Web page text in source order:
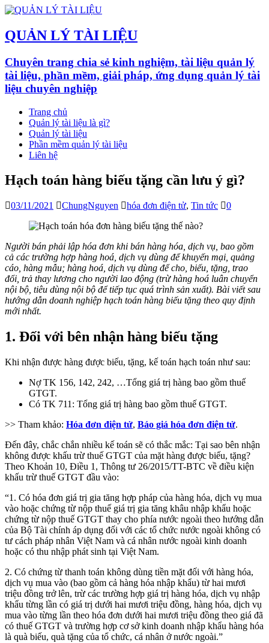
QUẢN LÝ TÀI LIỆU
Chuyên trang chia sẻ kinh nghiệm, tài liệu quản lý
tài liệu, phần mềm, giải pháp, ứng dụng quản lý tài
liệu chuyên nghiệp
Trang chủ
Quản lý tài liệu là gì?
Quản lý tài liệu
Phần mềm quản lý tài liệu
Liên hệ
Hạch toán hàng biếu tặng cần lưu ý gì?
03/11/2021 ChungNguyen hóa đơn điện tử, Tin tức 0
Người bán phải lập hóa đơn khi bán hàng hóa, dịch vụ, bao gồm
cả các trường hợp hàng hoá, dịch vụ dùng để khuyến mại, quảng
cáo, hàng mẫu; hàng hoá, dịch vụ dùng để cho, biếu, tặng, trao
đổi, trả thay lương cho người lao động (trừ hàng hoá luân chuyển
nội bộ, tiêu dùng nội bộ để tiếp tục quá trình sản xuất). Bài viết sau
hướng dẫn doanh nghiệp hạch toán hàng biếu tặng theo quy định
mới nhất.
1. Đối với bên nhận hàng biếu tặng
Khi nhận được hàng được biếu, tặng, kế toán hạch toán như sau:
Nợ TK 156, 142, 242, …Tổng giá trị hàng bao gồm thuế
GTGT.
Có TK 711: Tổng giá trị hàng bao gồm thuế GTGT.
>> Tham khảo: Hóa đơn điện tử, Báo giá hóa đơn điện tử.
Đến đây, chắc chắn nhiều kế toán sẽ có thắc mắc: Tại sao bên nhận
không được khấu trừ thuế GTGT của mặt hàng được biếu, tặng?
Theo Khoản 10, Điều 1, Thông tư 26/2015/TT-BTC về điều kiện
khấu trừ thuế GTGT đầu vào:
“1. Có hóa đơn giá trị gia tăng hợp pháp của hàng hóa, dịch vụ mua
vào hoặc chứng từ nộp thuế giá trị gia tăng khâu nhập khẩu hoặc
chứng từ nộp thuế GTGT thay cho phía nước ngoài theo hướng dẫn
của Bộ Tài chính áp dụng đối với các tổ chức nước ngoài không có
tư cách pháp nhân Việt Nam và cá nhân nước ngoài kinh doanh
hoặc có thu nhập phát sinh tại Việt Nam.
2. Có chứng từ thanh toán không dùng tiền mặt đối với hàng hóa,
dịch vụ mua vào (bao gồm cả hàng hóa nhập khẩu) từ hai mươi
triệu đồng trở lên, trừ các trường hợp giá trị hàng hóa, dịch vụ nhập
khẩu từng lần có giá trị dưới hai mươi triệu đồng, hàng hóa, dịch vụ
mua vào từng lần theo hóa đơn dưới hai mươi triệu đồng theo giá đã
có thuế GTGT và trường hợp cơ sở kinh doanh nhập khẩu hàng hóa
là quà biếu, quà tặng của tổ chức, cá nhân ở nước ngoài.”